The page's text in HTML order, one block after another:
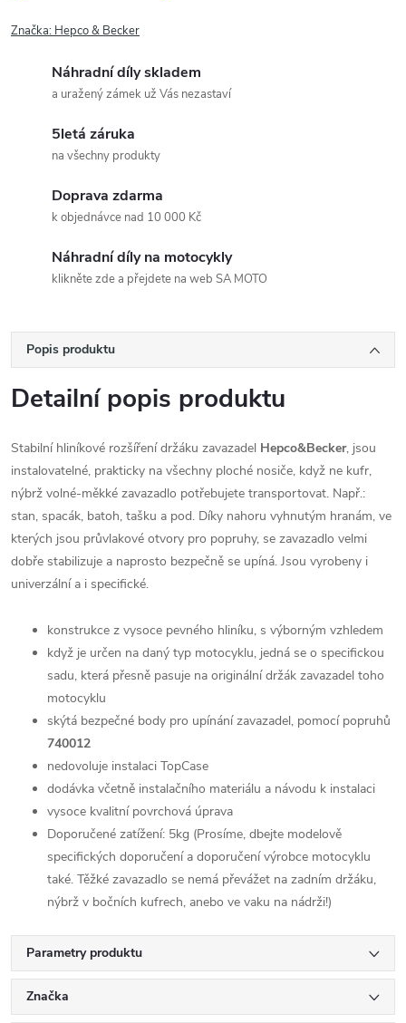
Značka: Hepco & Becker
Náhradní díly skladem
a uražený zámek už Vás nezastaví
5letá záruka
na všechny produkty
Doprava zdarma
k objednávce nad 10 000 Kč
Náhradní díly na motocykly
klikněte zde a přejdete na web SA MOTO
Popis produktu
Detailní popis produktu
Stabilní hliníkové rozšíření držáku zavazadel Hepco&Becker, jsou
instalovatelné, prakticky na všechny ploché nosiče, když ne kufr,
nýbrž volné-měkké zavazadlo potřebujete transportovat. Např.:
stan, spacák, batoh, tašku a pod. Díky nahoru vyhnutým hranám, ve
kterých jsou průvlakové otvory pro popruhy, se zavazadlo velmi
dobře stabilizuje a naprosto bezpečně se upíná. Jsou vyrobeny i
univerzální a i specifické.
konstrukce z vysoce pevného hliníku, s výborným vzhledem
když je určen na daný typ motocyklu, jedná se o specifickou
sadu, která přesně pasuje na originální držák zavazadel toho
motocyklu
skýtá bezpečné body pro upínání zavazadel, pomocí popruhů
740012
nedovoluje instalaci TopCase
dodávka včetně instalačního materiálu a návodu k instalaci
vysoce kvalitní povrchová úprava
Doporučené zatížení: 5kg (Prosíme, dbejte modelově
specifických doporučení a doporučení výrobce motocyklu
také. Těžké zavazadlo se nemá převážet na zadním držáku,
nýbrž v bočních kufrech, anebo ve vaku na nádrži!)
Parametry produktu
Značka